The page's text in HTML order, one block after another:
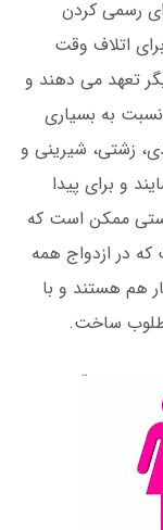
رسمی کردن
اتلاف وقت
تعهد می دهند و
به بسیاری
زشتی، شیرینی و
و برای پیدا
ممکن است که
در ازدواج همه
هم هستند و با
ساخت.